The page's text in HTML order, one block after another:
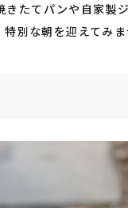
たてパンや自家製
別な朝を迎えてみま